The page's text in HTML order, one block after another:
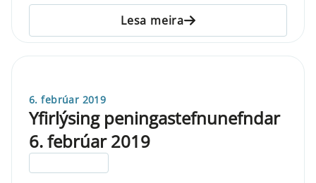
Lesa meira
6. febrúar 2019
Yfirlýsing peningastefnunefndar
6. febrúar 2019